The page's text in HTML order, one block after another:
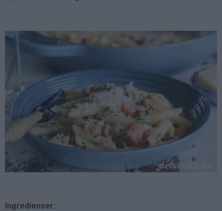
Ingredienser: